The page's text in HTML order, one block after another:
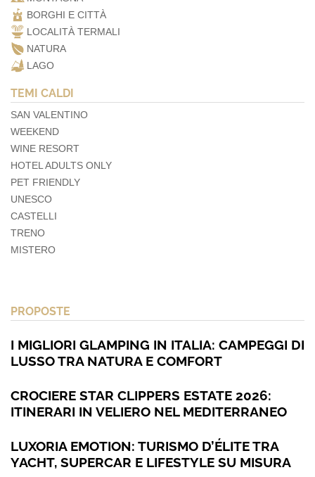
BORGHI E CITTÀ
LOCALITÀ TERMALI
NATURA
LAGO
TEMI CALDI
SAN VALENTINO
WEEKEND
WINE RESORT
HOTEL ADULTS ONLY
PET FRIENDLY
UNESCO
CASTELLI
TRENO
MISTERO
PROPOSTE
I MIGLIORI GLAMPING IN ITALIA: CAMPEGGI DI
LUSSO TRA NATURA E COMFORT
CROCIERE STAR CLIPPERS ESTATE 2026:
ITINERARI IN VELIERO NEL MEDITERRANEO
LUXORIA EMOTION: TURISMO D’ÉLITE TRA
YACHT, SUPERCAR E LIFESTYLE SU MISURA